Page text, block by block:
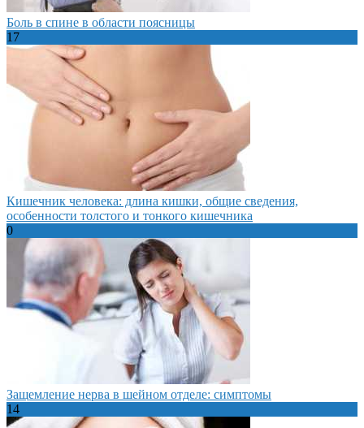
Боль в спине в области поясницы
17
Кишечник человека: длина кишки, общие сведения,
особенности толстого и тонкого кишечника
0
Защемление нерва в шейном отделе: симптомы
14